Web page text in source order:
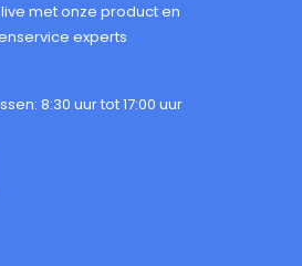
met onze product en
experts
8:30 uur tot 17:00 uur